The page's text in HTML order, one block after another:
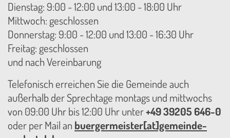
Dienstag: 9:00 - 12:00 und 13:00 - 18:00 Uhr
Mittwoch: geschlossen
Donnerstag: 9:00 - 12:00 und 13:00 - 16:30 Uhr
Freitag: geschlossen
und nach Vereinbarung
Telefonisch erreichen Sie die Gemeinde auch
außerhalb der Sprechtage montags und mittwochs
von 09:00 Uhr bis 12:00 Uhr unter+49 39205 646-0
oder per Mail an buergermeister[at]gemeinde-